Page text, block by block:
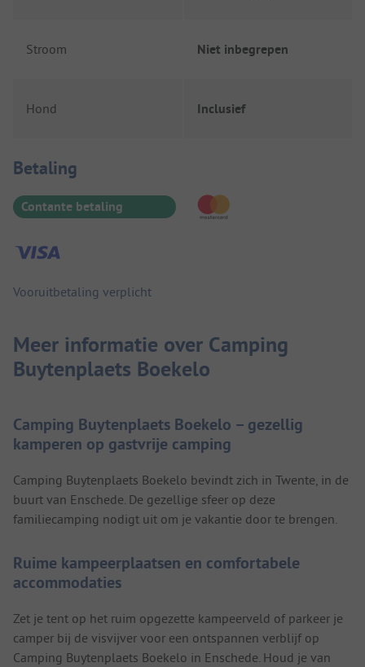
Stroom Niet inbegrepen
Hond Inclusief
Betaalinformatie
Betaling
Contante betaling
Vooruitbetaling verplicht
Meer informatie over Camping
Buytenplaets Boekelo
Camping Buytenplaets Boekelo – gezellig
kamperen op gastvrije camping
Camping Buytenplaets Boekelo bevindt zich in Twente, in de
buurt van Enschede. De gezellige sfeer op deze
familiecamping nodigt uit om je vakantie door te brengen.
Ruime kampeerplaatsen en comfortabele
accommodaties
Zet je tent op het ruim opgezette kampeerveld of parkeer je
camper bij de visvijver voor een ontspannen verblijf op
Camping Buytenplaets Boekelo in Enschede. Houd je van